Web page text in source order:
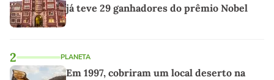
já teve 29 ganhadores do prêmio Nobel
2 PLANETA
Em 1997, cobriram um local deserto na